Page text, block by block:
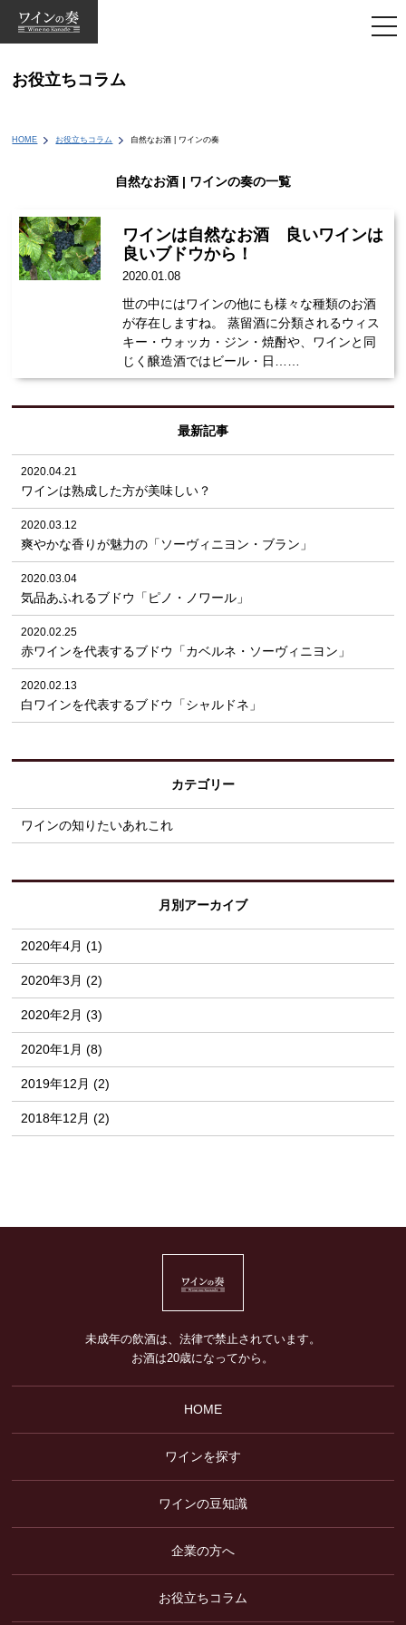
お役立ちコラム
HOME お役立ちコラム 自然なお酒 | ワインの奏
自然なお酒 | ワインの奏の一覧
ワインは自然なお酒 良いワインは
良いブドウから！
2020.01.08
世の中にはワインの他にも様々な種類のお酒
が存在しますね。 蒸留酒に分類されるウィス
キー・ウォッカ・ジン・焼酎や、ワインと同
じく醸造酒ではビール・日……
最新記事
2020.04.21
ワインは熟成した方が美味しい？
2020.03.12
爽やかな香りが魅力の「ソーヴィニヨン・ブラン」
2020.03.04
気品あふれるブドウ「ピノ・ノワール」
2020.02.25
赤ワインを代表するブドウ「カベルネ・ソーヴィニヨン」
2020.02.13
白ワインを代表するブドウ「シャルドネ」
カテゴリー
ワインの知りたいあれこれ
月別アーカイブ
2020年4月 (1)
2020年3月 (2)
2020年2月 (3)
2020年1月 (8)
2019年12月 (2)
2018年12月 (2)
未成年の飲酒は、法律で禁止されています。
お酒は20歳になってから。
HOME
ワインを探す
ワインの豆知識
企業の方へ
お役立ちコラム